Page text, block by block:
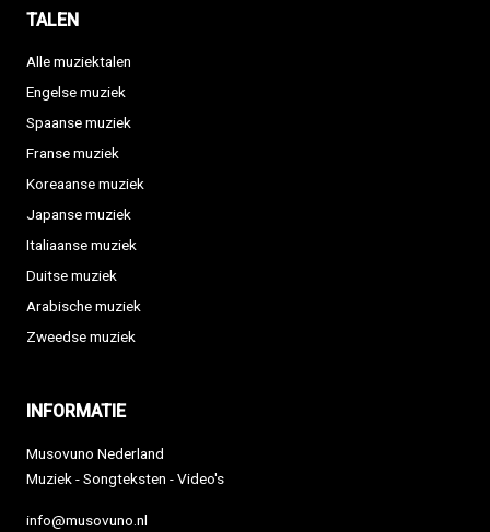
TALEN
Alle muziektalen
Engelse muziek
Spaanse muziek
Franse muziek
Koreaanse muziek
Japanse muziek
Italiaanse muziek
Duitse muziek
Arabische muziek
Zweedse muziek
INFORMATIE
Musovuno Nederland
Muziek - Songteksten - Video's
info@musovuno.nl